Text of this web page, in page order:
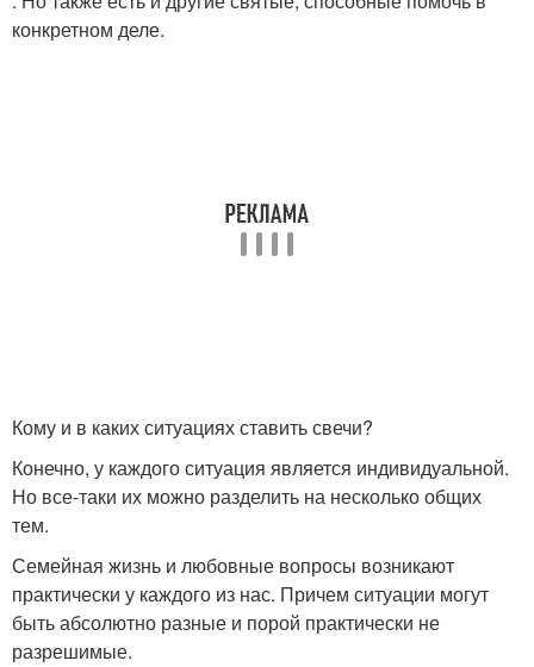
конкретном деле.
Кому и в каких ситуациях ставить свечи?
Конечно, у каждого ситуация является индивидуальной.
Но все-таки их можно разделить на несколько общих
тем.
Семейная жизнь и любовные вопросы возникают
практически у каждого из нас. Причем ситуации могут
быть абсолютно разные и порой практически не
разрешимые.